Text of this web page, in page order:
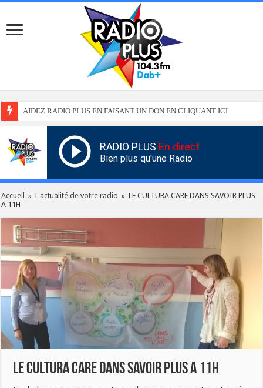
AIDEZ RADIO PLUS EN FAISANT UN DON EN CLIQUANT ICI
RADIO PLUS En direct
Bien plus qu'une Radio
Accueil » L'actualité de votre radio » LE CULTURA CARE DANS SAVOIR PLUS
A 11H
LE CULTURA CARE DANS SAVOIR PLUS A 11H